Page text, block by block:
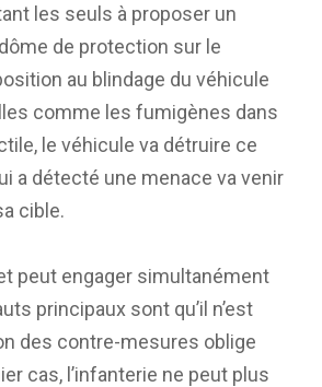
les seuls à proposer un
de protection sur le
au blindage du véhicule
comme les fumigènes dans
le véhicule va détruire ce
a détecté une menace va venir
cible.
peut engager simultanément
principaux sont qu’il n’est
des contre-mesures oblige
cas, l’infanterie ne peut plus